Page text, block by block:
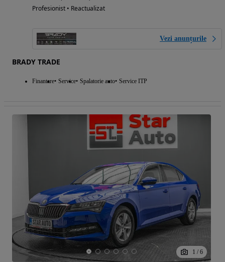
Profesionist • Reactualizat
Vezi anunțurile
BRADY TRADE
Finantare Service Spalatorie auto Service ITP
1 / 6